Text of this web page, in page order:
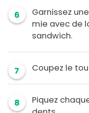
6
Garnissez
mie avec de
sandwich.
7 Coupez le
8
Piquez